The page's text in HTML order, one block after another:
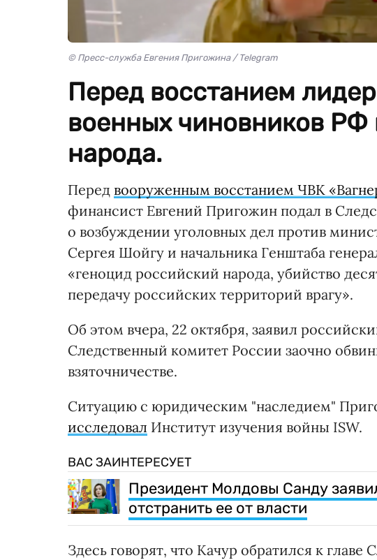
© Пресс-служба Евгения Пригожина / Telegram
Перед восстанием
военных чиновников РФ
народа.
Перед вооруженным восстанием ЧВК
финансист Евгений Пригожин подал в
о возбуждении уголовных дел против
Сергея Шойгу и начальника Генштаба
«геноцид российский народа, убийство
передачу российских территорий врагу».
Об этом вчера, 22 октября, заявил
Следственный комитет России заочно
взяточничестве.
Ситуацию с юридическим "наследием"
исследовал Институт изучения войны ISW.
ВАС ЗАИНТЕРЕСУЕТ
Президент Молдовы Санду
отстранить ее от власти
Здесь говорят, что Качур обратился к